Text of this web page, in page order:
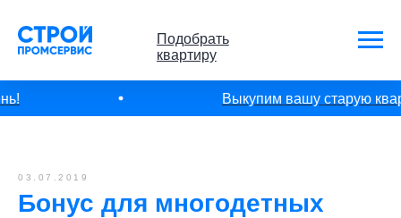
Подобрать
квартиру
Выкупим вашу старую
03.07.2019
Бонус для многодетных